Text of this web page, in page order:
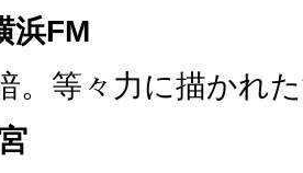
浜FM
。等々力に描かれ